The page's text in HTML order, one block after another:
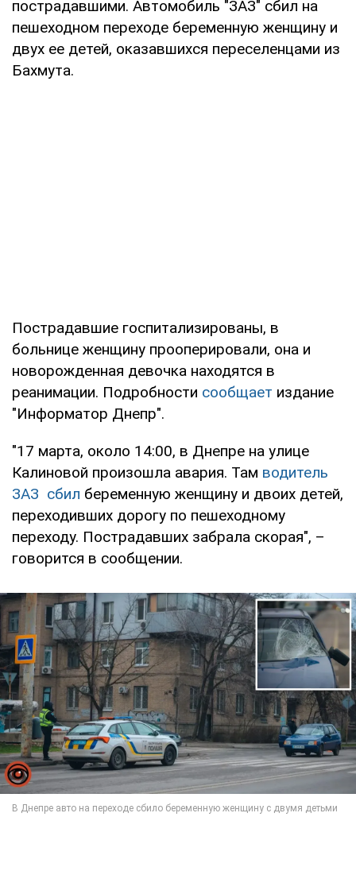
пострадавшими. Автомобиль "ЗАЗ" сбил на
пешеходном переходе беременную женщину и
двух ее детей, оказавшихся переселенцами из
Бахмута.
Пострадавшие госпитализированы, в
больнице женщину прооперировали, она и
новорожденная девочка находятся в
реанимации. Подробности сообщает издание
"Информатор Днепр".
"17 марта, около 14:00, в Днепре на улице
Калиновой произошла авария. Там водитель
ЗАЗ сбил беременную женщину и двоих детей,
переходивших дорогу по пешеходному
переходу. Пострадавших забрала скорая", –
говорится в сообщении.